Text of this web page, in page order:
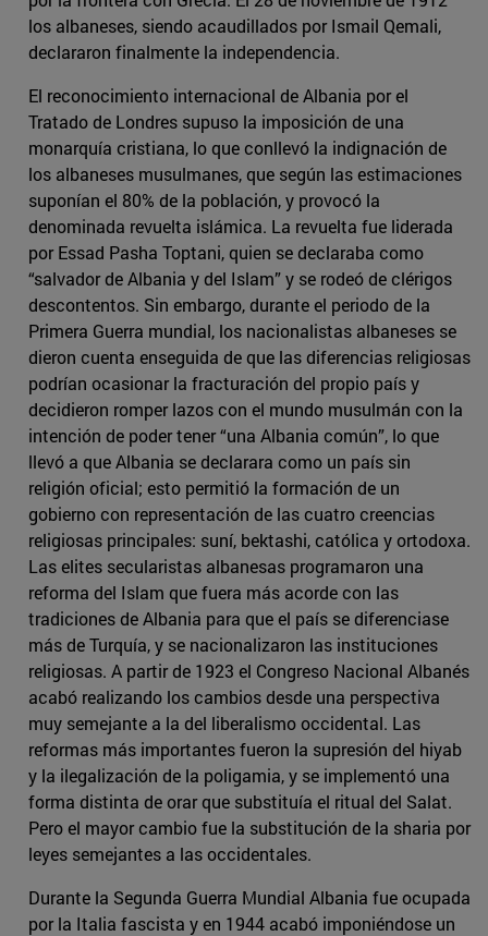
los albaneses, siendo acaudillados por Ismail Qemali,
declararon finalmente la independencia.
El reconocimiento internacional de Albania por el
Tratado de Londres supuso la imposición de una
monarquía cristiana, lo que conllevó la indignación de
los albaneses musulmanes, que según las estimaciones
suponían el 80% de la población, y provocó la
denominada revuelta islámica. La revuelta fue liderada
por Essad Pasha Toptani, quien se declaraba como
“salvador de Albania y del Islam” y se rodeó de clérigos
descontentos. Sin embargo, durante el periodo de la
Primera Guerra mundial, los nacionalistas albaneses se
dieron cuenta enseguida de que las diferencias religiosas
podrían ocasionar la fracturación del propio país y
decidieron romper lazos con el mundo musulmán con la
intención de poder tener “una Albania común”, lo que
llevó a que Albania se declarara como un país sin
religión oficial; esto permitió la formación de un
gobierno con representación de las cuatro creencias
religiosas principales: suní, bektashi, católica y ortodoxa.
Las elites secularistas albanesas programaron una
reforma del Islam que fuera más acorde con las
tradiciones de Albania para que el país se diferenciase
más de Turquía, y se nacionalizaron las instituciones
religiosas. A partir de 1923 el Congreso Nacional Albanés
acabó realizando los cambios desde una perspectiva
muy semejante a la del liberalismo occidental. Las
reformas más importantes fueron la supresión del hiyab
y la ilegalización de la poligamia, y se implementó una
forma distinta de orar que substituía el ritual del Salat.
Pero el mayor cambio fue la substitución de la sharia por
leyes semejantes a las occidentales.
Durante la Segunda Guerra Mundial Albania fue ocupada
por la Italia fascista y en 1944 acabó imponiéndose un